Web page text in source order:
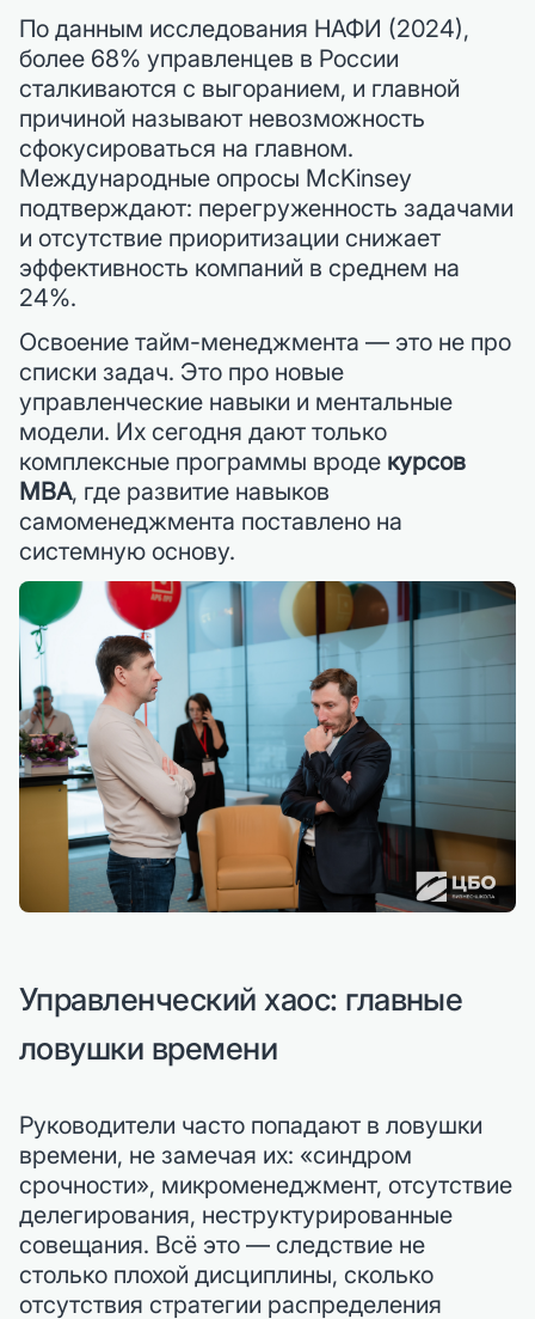
По данным исследования НАФИ (2024),
более 68% управленцев в России
сталкиваются с выгоранием, и главной
причиной называют невозможность
сфокусироваться на главном.
Международные опросы McKinsey
подтверждают: перегруженность задачами
и отсутствие приоритизации снижает
эффективность компаний в среднем на
24%.
Освоение тайм-менеджмента — это не про
списки задач. Это про новые
управленческие навыки и ментальные
модели. Их сегодня дают только
комплексные программы вроде курсов
MBA, где развитие навыков
самоменеджмента поставлено на
системную основу.
Управленческий хаос: главные
ловушки времени
Руководители часто попадают в ловушки
времени, не замечая их: «синдром
срочности», микроменеджмент, отсутствие
делегирования, неструктурированные
совещания. Всё это — следствие не
столько плохой дисциплины, сколько
отсутствия стратегии распределения